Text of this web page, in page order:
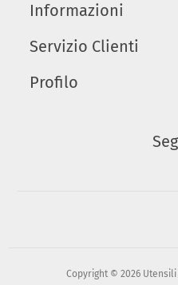
Informazioni
Servizio Clienti
Profilo
Copyright © 2026